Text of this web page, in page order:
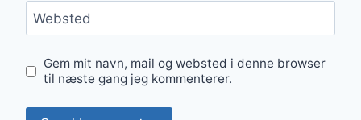
Websted
Gem mit navn, mail og websted i denne browser
til næste gang jeg kommenterer.